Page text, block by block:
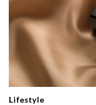
Lifestyle